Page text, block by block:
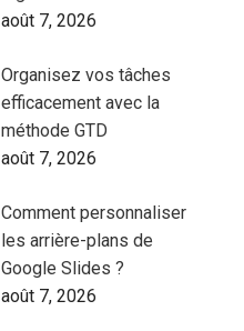
août 7, 2026
Organisez vos tâches
efficacement avec la
méthode GTD
août 7, 2026
Comment personnaliser
les arrière-plans de
Google Slides ?
août 7, 2026